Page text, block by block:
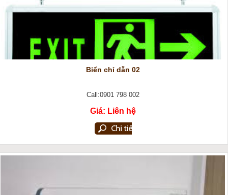
Biển chỉ dẫn 02
Call:0901 798 002
Giá: Liên hệ